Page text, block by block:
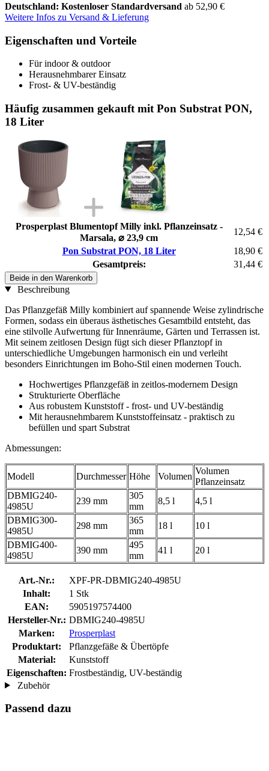
Deutschland: Kostenloser Standardversand ab 52,90 €
Weitere Infos zu Versand & Lieferung
Eigenschaften und Vorteile
Für indoor & outdoor
Herausnehmbarer Einsatz
Frost- & UV-beständig
Häufig zusammen gekauft mit Pon Substrat PON,
18 Liter
Prosperplast Blumentopf Milly inkl. Pflanzeinsatz -
Marsala, ⌀ 23,9 cm
12,54 €
Pon Substrat PON, 18 Liter
18,90 €
Gesamtpreis:
31,44 €
Beide in den Warenkorb
Beschreibung
Das Pflanzgefäß Milly kombiniert auf spannende Weise zylindrische
Formen, sodass ein überaus ästhetisches Gesamtbild entsteht, das
eine stilvolle Aufwertung für Innenräume, Gärten und Terrassen ist.
Mit seinem zeitlosen Design fügt sich dieser Pflanztopf in
unterschiedliche Umgebungen harmonisch ein und verleiht
besonders Einrichtungen im Boho-Stil einen modernen Touch.
Hochwertiges Pflanzgefäß in zeitlos-modernem Design
Strukturierte Oberfläche
Aus robustem Kunststoff - frost- und UV-beständig
Mit herausnehmbarem Kunststoffeinsatz - praktisch zu
befüllen und spart Substrat
Abmessungen:
Modell Durchmesser Höhe Volumen
Volumen
Pflanzeinsatz
DBMIG240-
4985U
239 mm
305
mm
8,5 l
4,5 l
DBMIG300-
4985U
298 mm
365
mm
18 l
10 l
DBMIG400-
4985U
390 mm
495
mm
41 l 20 l
Art.-Nr.:
XPF-PR-DBMIG240-4985U
Inhalt:
1 Stk
EAN:
5905197574400
Hersteller-Nr.: DBMIG240-4985U
Marken:
Prosperplast
Produktart:
Pflanzgefäße & Übertöpfe
Material:
Kunststoff
Eigenschaften: Frostbeständig, UV-beständig
Zubehör
Passend dazu